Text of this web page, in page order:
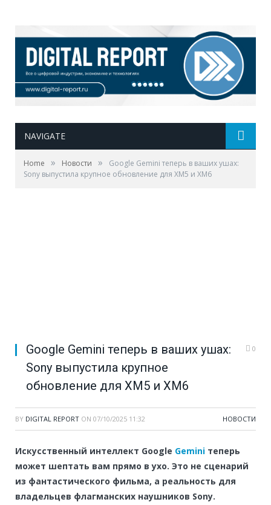
NAVIGATE
Home » Новости »
Google Gemini теперь в ваших ушах:
Sony выпустила крупное обновление для XM5 и XM6
Google Gemini теперь в ваших ушах:
Sony выпустила крупное
обновление для XM5 и XM6
0
BY DIGITAL REPORT ON 07/10/2025 11:32 НОВОСТИ
Искусственный интеллект Google Gemini теперь
может шептать вам прямо в ухо. Это не сценарий
из фантастического фильма, а реальность для
владельцев флагманских наушников Sony.